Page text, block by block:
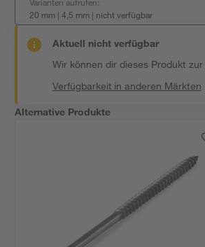
20 mm | 4,5 mm | nicht verfügbar
Aktuell nicht verfügbar
Wir können dir dieses Produkt
Verfügbarkeit in anderen Märkten
Alternative Produkte